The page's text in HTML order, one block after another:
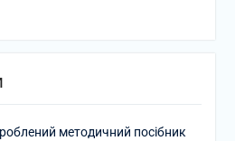
методичний посібник